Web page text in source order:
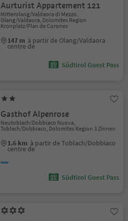
Aurturist Appartement 121
Mitterolang/Valdaora di Mezzo,
Olang/Valdaora, Dolomites Region
Kronplatz/Plan de Corones
147 m à partir de Olang/Valdaora
centre de
Südtirol Guest Pass
Gasthof Alpenrose
Neutoblach/Dobbiaco Nuova,
Toblach/Dobbiaco, Dolomites Region 3 Zinnen
1.6 km à partir de Toblach/Dobbiaco
centre de
Südtirol Guest Pass